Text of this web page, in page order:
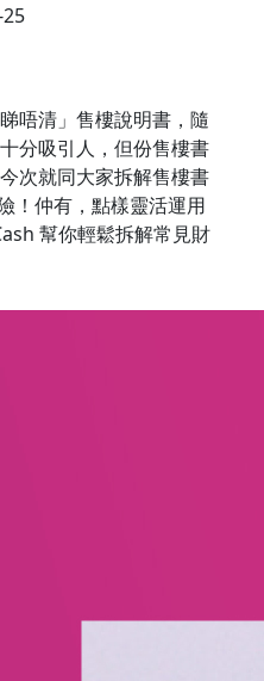
唔清」售樓說明書，隨
分吸引人，但份售樓書
次就同大家拆解售樓書
！仲有，點樣靈活運用
幫你輕鬆拆解常見財